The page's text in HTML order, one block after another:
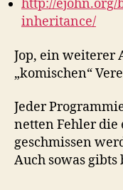
http://ejohn.org/
inheritance/
Jop, ein weiterer
„komischen“
Jeder
netten Fehler die
geschmissen
Auch sowas gibts